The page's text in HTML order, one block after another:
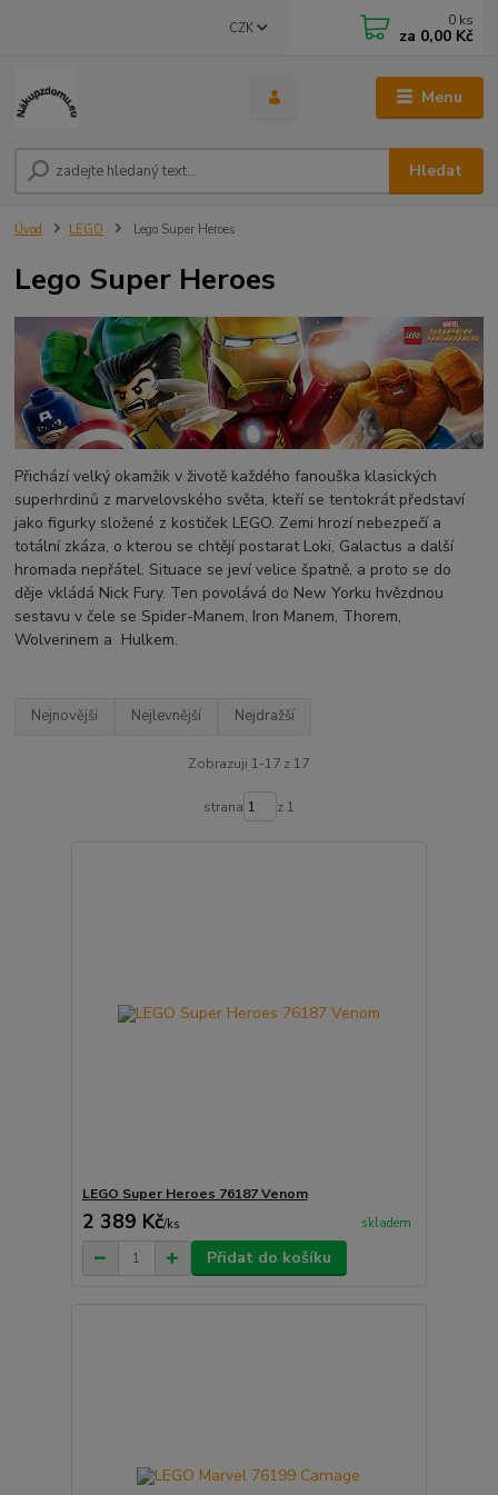
Menu
CZK
Hledat
0 ks
za 0,00 Kč
Úvod LEGO Lego Super Heroes
Lego Super Heroes
Přichází velký okamžik v životě každého fanouška klasických
superhrdinů z marvelovského světa, kteří se tentokrát představí
jako figurky složené z kostiček LEGO. Zemi hrozí nebezpečí a
totální zkáza, o kterou se chtějí postarat Loki, Galactus a další
hromada nepřátel. Situace se jeví velice špatně, a proto se do
děje vkládá Nick Fury. Ten povolává do New Yorku hvězdnou
sestavu v čele se Spider-Manem, Iron Manem, Thorem,
Wolverinem a Hulkem.
Nejnovější Nejlevnější Nejdražší
Zobrazuji 1-17 z 17
strana z 1
LEGO Super Heroes 76187 Venom
2 389 Kč/ks skladem
Přidat do košíku